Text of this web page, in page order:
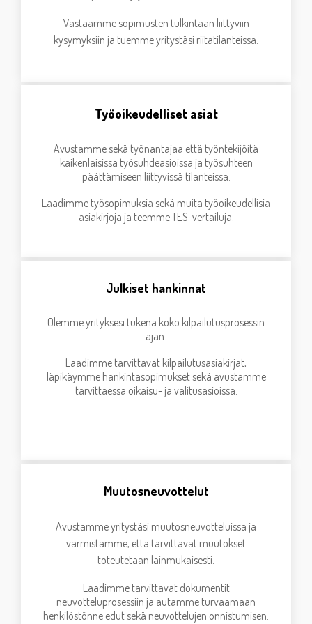
Vastaamme sopimusten tulkintaan liittyviin
kysymyksiin ja tuemme yritystäsi riitatilanteissa.
Työoikeudelliset asiat
Avustamme sekä työnantajaa että työntekijöitä
kaikenlaisissa työsuhdeasioissa ja työsuhteen
päättämiseen liittyvissä tilanteissa.
Laadimme työsopimuksia sekä muita työoikeudellisia
asiakirjoja ja teemme TES-vertailuja.
Julkiset hankinnat
Olemme yrityksesi tukena koko kilpailutusprosessin
ajan.
Laadimme tarvittavat kilpailutusasiakirjat,
läpikäymme hankintasopimukset sekä avustamme
tarvittaessa oikaisu- ja valitusasioissa.
Muutosneuvottelut
Avustamme yritystäsi muutosneuvotteluissa ja
varmistamme, että tarvittavat muutokset
toteutetaan lainmukaisesti.
Laadimme tarvittavat dokumentit
neuvotteluprosessiin ja autamme turvaamaan
henkilöstönne edut sekä neuvottelujen onnistumisen.